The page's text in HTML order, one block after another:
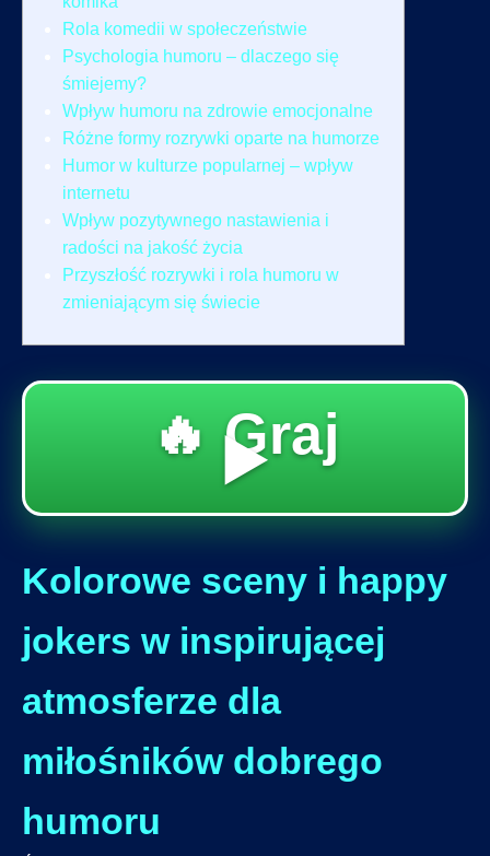
Rola komedii w społeczeństwie
Psychologia humoru – dlaczego się
śmiejemy?
Wpływ humoru na zdrowie emocjonalne
Różne formy rozrywki oparte na humorze
Humor w kulturze popularnej – wpływ
internetu
Wpływ pozytywnego nastawienia i
radości na jakość życia
Przyszłość rozrywki i rola humoru w
zmieniającym się świecie
🔥 Graj
▶️
Kolorowe sceny i happy
jokers w inspirującej
atmosferze dla
miłośników dobrego
humoru